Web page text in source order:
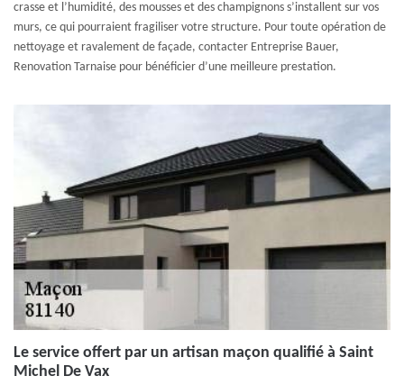
crasse et l’humidité, des mousses et des champignons s’installent sur vos
murs, ce qui pourraient fragiliser votre structure. Pour toute opération de
nettoyage et ravalement de façade, contacter Entreprise Bauer,
Renovation Tarnaise pour bénéficier d’une meilleure prestation.
Le service offert par un artisan maçon qualifié à Saint
Michel De Vax